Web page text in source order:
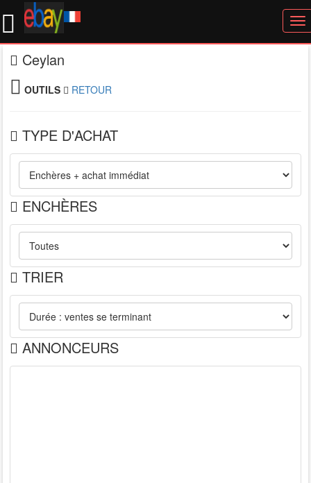
Ceylan
OUTILS RETOUR
TYPE D'ACHAT
ENCHÈRES
TRIER
ANNONCEURS